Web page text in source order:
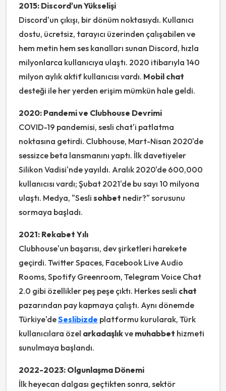
2015: Discord'un Yükselişi
Discord'un çıkışı, bir dönüm noktasıydı. Kullanıcı
dostu, ücretsiz, tarayıcı üzerinden çalışabilen ve
hem metin hem ses kanalları sunan Discord, hızla
milyonlarca kullanıcıya ulaştı. 2020 itibarıyla 140
milyon aylık aktif kullanıcısı vardı. Mobil chat
desteği ile her yerden erişim mümkün hale geldi.
2020: Pandemi ve Clubhouse Devrimi
COVID-19 pandemisi, sesli chat'i patlatma
noktasına getirdi. Clubhouse, Mart-Nisan 2020'de
sessizce beta lansmanını yaptı. İlk davetiyeler
Silikon Vadisi'nde yayıldı. Aralık 2020'de 600,000
kullanıcısı vardı; Şubat 2021'de bu sayı 10 milyona
ulaştı. Medya, "Sesli sohbet nedir?" sorusunu
sormaya başladı.
2021: Rekabet Yılı
Clubhouse'un başarısı, dev şirketleri harekete
geçirdi. Twitter Spaces, Facebook Live Audio
Rooms, Spotify Greenroom, Telegram Voice Chat
2.0 gibi özellikler peş peşe çıktı. Herkes sesli chat
pazarından pay kapmaya çalıştı. Aynı dönemde
Türkiye'deSeslibizde platformu kurularak, Türk
kullanıcılara özel arkadaşlıkve muhabbet hizmeti
sunulmaya başlandı.
2022-2023: Olgunlaşma Dönemi
İlk heyecan dalgası geçtikten sonra, sektör